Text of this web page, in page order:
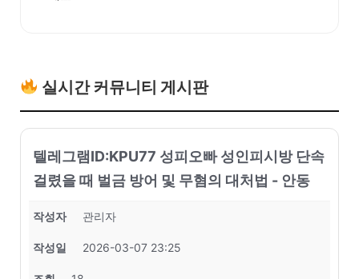
실시간 커뮤니티 게시판
텔레그램ID:KPU77 성피오빠 성인피시방 단속
걸렸을 때 벌금 방어 및 무혐의 대처법 - 안동
작성자 관리자
작성일 2026-03-07 23:25